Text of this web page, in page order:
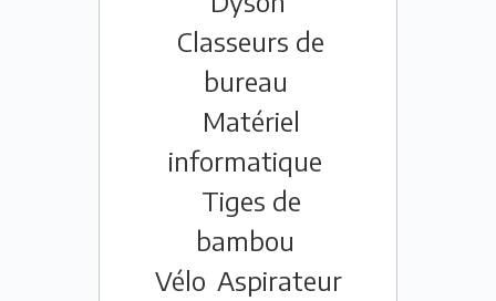
Classeurs de
bureau
Matériel
informatique
Tiges de
bambou
Vélo Aspirateur